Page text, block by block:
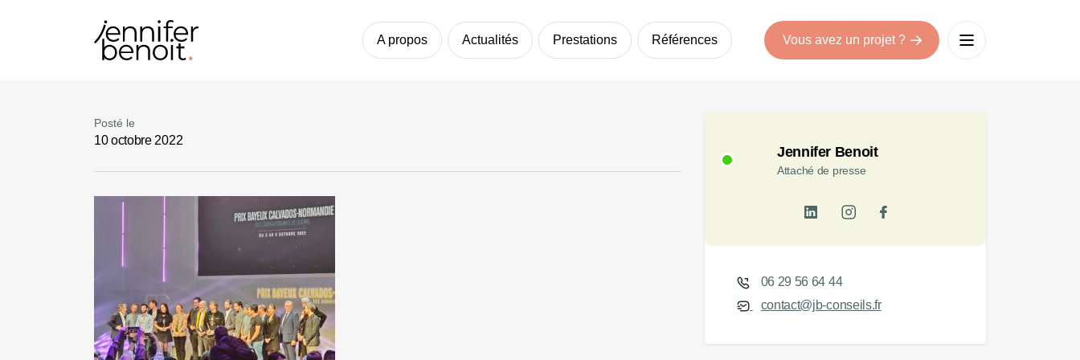
A propos Actualités Prestations Références Vous avez un projet ?
Posté le
10 octobre 2022
Jennifer Benoit
Attaché de presse
06 29 56 64 44
contact@jb-conseils.fr